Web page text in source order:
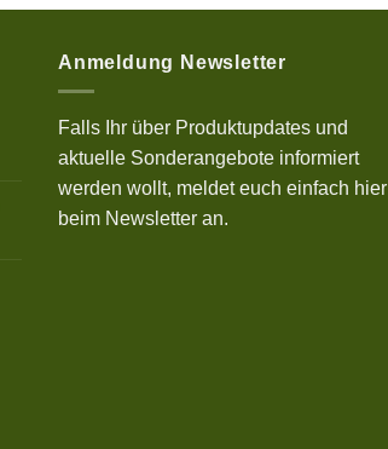
Anmeldung Newsletter
Falls Ihr über Produktupdates und
aktuelle Sonderangebote informiert
werden wollt, meldet euch einfach hier
beim Newsletter an.